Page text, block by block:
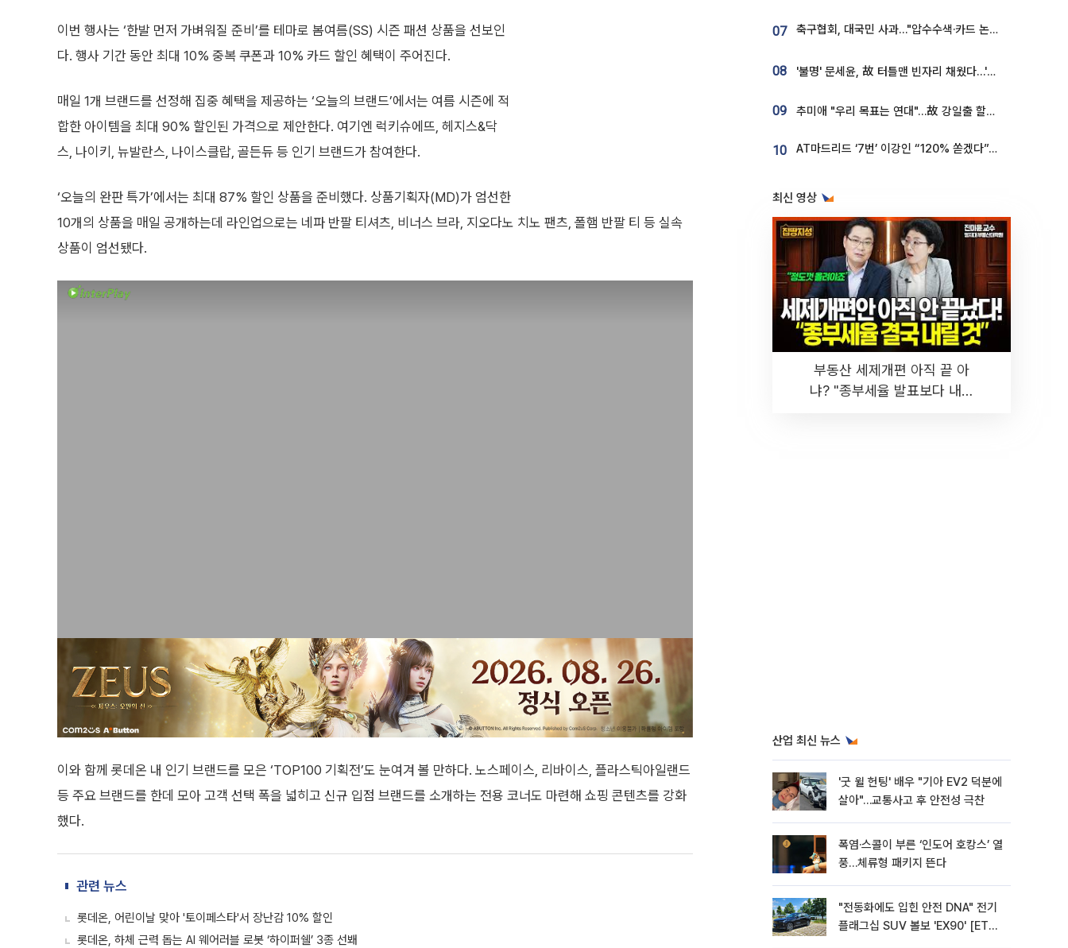
이번 행사는 ‘한발 먼저 가벼워질 준비’를 테마로 봄여름(SS) 시즌 패션 상품을 선보인
다. 행사 기간 동안 최대 10% 중복 쿠폰과 10% 카드 할인 혜택이 주어진다.
매일 1개 브랜드를 선정해 집중 혜택을 제공하는 ‘오늘의 브랜드’에서는 여름 시즌에 적
합한 아이템을 최대 90% 할인된 가격으로 제안한다. 여기엔 럭키슈에뜨, 헤지스&닥
스, 나이키, 뉴발란스, 나이스클랍, 골든듀 등 인기 브랜드가 참여한다.
‘오늘의 완판 특가’에서는 최대 87% 할인 상품을 준비했다. 상품기획자(MD)가 엄선한
10개의 상품을 매일 공개하는데 라인업으로는 네파 반팔 티셔츠, 비너스 브라, 지오다노 치노 팬츠, 폴햄 반팔 티 등 실속
상품이 엄선됐다.
이와 함께 롯데온 내 인기 브랜드를 모은 ‘TOP100 기획전’도 눈여겨 볼 만하다. 노스페이스, 리바이스, 플라스틱아일랜드
등 주요 브랜드를 한데 모아 고객 선택 폭을 넓히고 신규 입점 브랜드를 소개하는 전용 코너도 마련해 쇼핑 콘텐츠를 강화
했다.
관련 뉴스
롯데온, 어린이날 맞아 '토이페스타'서 장난감 10% 할인
롯데온, 하체 근력 돕는 AI 웨어러블 로봇 ‘하이퍼쉘’ 3종 선봬
07 축구협회, 대국민 사과…"압수수색·카드 논란 사죄, 강도 높은 쇄신"
08 '불명' 문세윤, 故 터틀맨 빈자리 채웠다…'거북이' 눈물의 최종 우승
09 추미애 "우리 목표는 연대"…故 강일출 할머니 흉상 제막
10 AT마드리드 ‘7번’ 이강인 “120% 쏟겠다”⋯시메오네 감독 “필요한 선수”
최신 영상
부동산 세제개편 아직 끝 아
냐? "종부세율 발표보다 내릴
산업 최신 뉴스
'굿 윌 헌팅' 배우 "기아 EV2 덕분에
살아"…교통사고 후 안전성 극찬
폭염·스콜이 부른 ‘인도어 호캉스’ 열
풍…체류형 패키지 뜬다
"전동화에도 입힌 안전 DNA" 전기
플래그십 SUV 볼보 'EX90' [ET의